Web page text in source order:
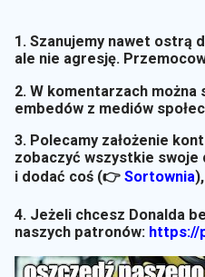
1. Szanujemy nawet ostrą
ale nie agresję.
2. W komentarzach można
embedów z mediów
3. Polecamy założenie
zobaczyć wszystkie swoje
i dodać coś (👉 Sortownia)
4. Jeżeli chcesz Donalda
naszych patronów: https://